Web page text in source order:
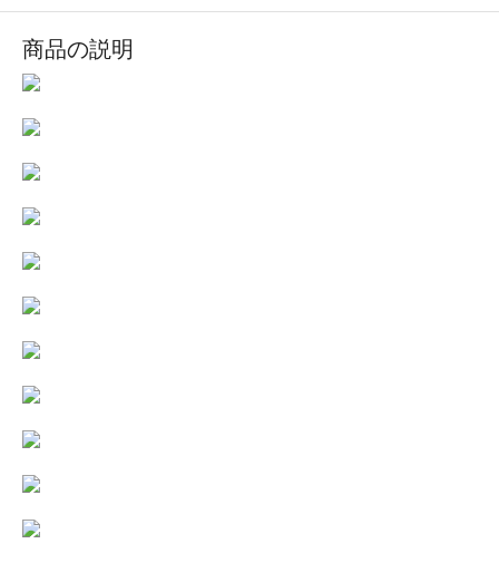
商品の説明